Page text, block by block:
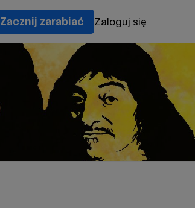
Zacznij zarabiać Zaloguj się